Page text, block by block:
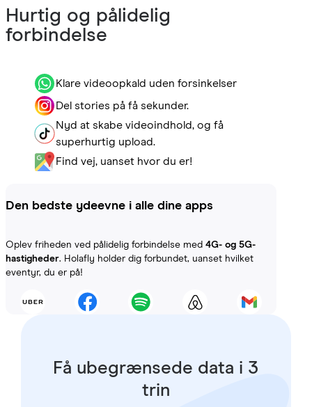
Hurtig og pålidelig
forbindelse
Klare videoopkald uden forsinkelser
Del stories på få sekunder.
Nyd at skabe videoindhold, og få
superhurtig upload.
Find vej, uanset hvor du er!
Den bedste ydeevne i alle dine apps
Oplev friheden ved pålidelig forbindelse med 4G- og 5G-
hastigheder. Holafly holder dig forbundet, uanset hvilket
eventyr, du er på!
Få ubegrænsede data i 3
trin